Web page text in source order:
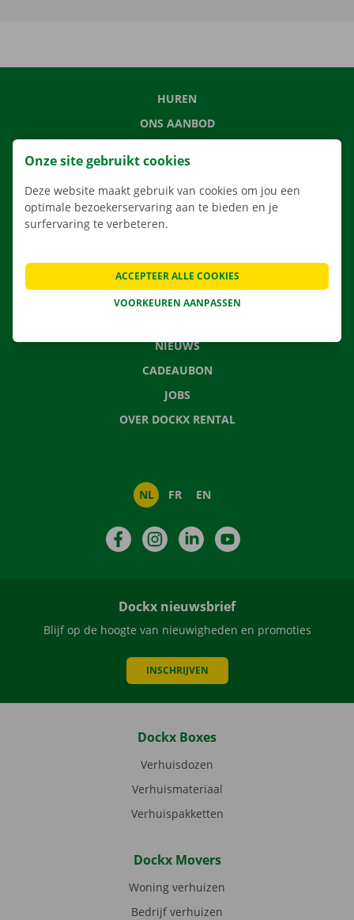
HUREN
ONS AANBOD
APP
VERHUISOPLOSSINGEN
CONTACTEER ONS
NIEUWS
CADEAUBON
JOBS
OVER DOCKX RENTAL
NL FR EN
FacebookInstagramLinkedIn
Dockx nieuwsbrief
Blijf op de hoogte van nieuwigheden en promoties
INSCHRIJVEN
Dockx Boxes
Verhuisdozen
Verhuismateriaal
Verhuispakketten
Dockx Movers
Woning verhuizen
Bedrijf verhuizen
Onze site gebruikt cookies
Deze website maakt gebruik van cookies om jou een
optimale bezoekerservaring aan te bieden en je
surfervaring te verbeteren.
VOORKEUREN AANPASSEN
ACCEPTEER ALLE COOKIES